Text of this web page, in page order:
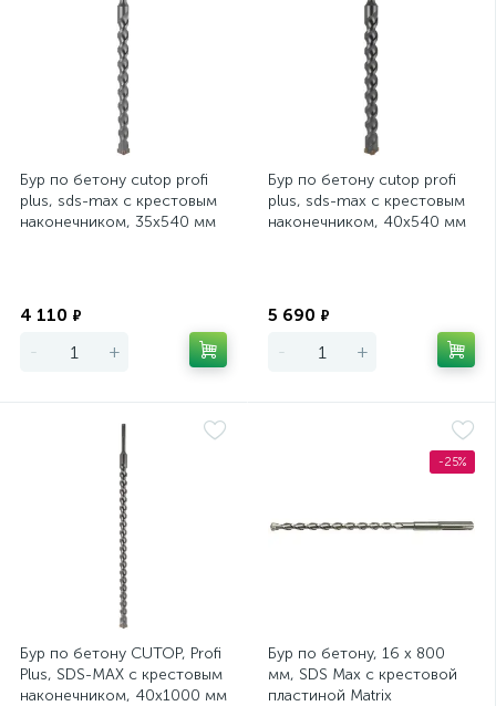
Бур по бетону cutop profi
plus, sds-max с крестовым
наконечником, 35x540 мм
4 110 ₽
- +
Бур по бетону cutop profi
plus, sds-max с крестовым
наконечником, 40x540 мм
5 690 ₽
- +
Бур по бетону CUTOP, Profi
Plus, SDS-MAX c крестовым
наконечником, 40х1000 мм
-25%
Бур по бетону, 16 х 800
мм, SDS Max c крестовой
пластиной Matrix